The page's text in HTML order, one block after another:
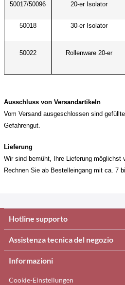
50017/50096 20-er Isolator
50018 30-er Isolator
50022 Rollenware 20-er
Ausschluss von Versandartikeln
Vom Versand ausgeschlossen sind
Gefahrengut.
Lieferung
Wir sind bemüht, Ihre Lieferung möglichst
Rechnen Sie ab Bestelleingang mit ca. 7
Hotline supporto
Assistenza tecnica del negozio
Informazioni
Cookie-Einstellungen